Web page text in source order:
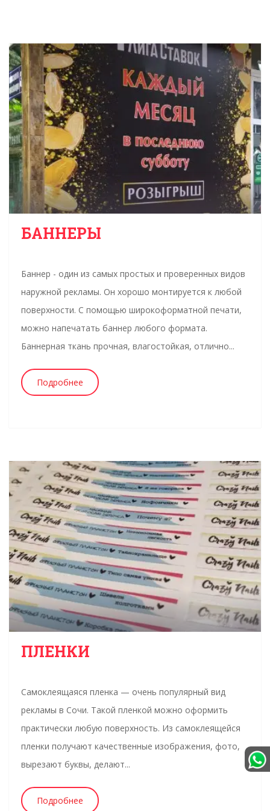
БАННЕРЫ
Баннер - один из самых простых и проверенных видов
наружной рекламы. Он хорошо монтируется к любой
поверхности. С помощью широкоформатной печати,
можно напечатать баннер любого формата.
Баннерная ткань прочная, влагостойкая, отлично...
Подробнее
ПЛЕНКИ
Самоклеящаяся пленка — очень популярный вид
рекламы в Сочи. Такой пленкой можно оформить
практически любую поверхность. Из самоклеящейся
пленки получают качественные изображения, фото,
вырезают буквы, делают...
Подробнее